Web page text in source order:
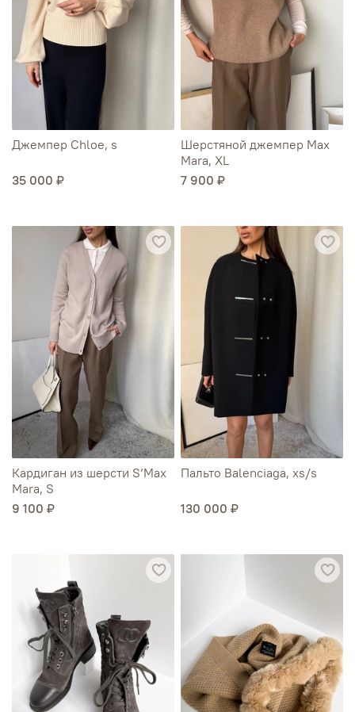
Джемпер Chloe, s
35 000 ₽
Шерстяной джемпер Max
Mara, XL
7 900 ₽
Кардиган из шерсти S’Max
Mara, S
9 100 ₽
Пальто Balenciaga, xs/s
130 000 ₽